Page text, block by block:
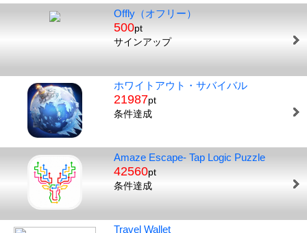
Offly（オフリー）
500pt
サインアップ
ホワイトアウト・サバイバル
21987pt
条件達成
Amaze Escape- Tap Logic Puzzle
42560pt
条件達成
Travel Wallet